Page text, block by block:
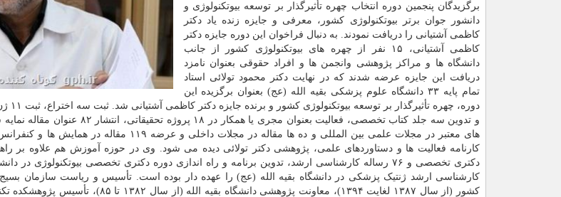
برگزیدگان پنجمین دوره انتخاب چهره تأثیرگذار بر توسعه بیوتکنولوژی و
دانشور جوان برتر بیوتکنولوژی کشور، معرفی و جایزه زنده یاد دکتر
کاظمی آشتیانی را دریافت نمودند. به دنبال فراخوان این دوره جایزه دکتر
کاظمی آشتیانی، ۱۵ نفر از چهره های بیوتکنولوژی کشور از جانب
دانشگاه ها و مراکز پژوهشی وانجمن ها و افراد حقوقی بعنوان نامزد
دریافت این جایزه عرضه شدند که در نهایت دکتر محمود تولائی استاد
تمام پایه ۳۳ دانشگاه علوم پزشکی بقیه الله (عج) بعنوان برگزیده این
دوره،
های معتبر در مجلات علمی بین المللی و ده ها مقاله در مجلات داخلی
دکتری تخصصی و ۷۶ رساله کارشناسی ارشد، تدوین برنامه و راه اندازی دوره دکتری تخصصی بیوتکنولوژی
کارشناسی ارشد ژنتیک پزشکی در دانشگاه بقیه الله (عج) را عهده دار بوده است. تأسیس و ریاست سازمان
کشور (از سال ۱۳۸۷ لغایت ۱۳۹۴)، معاونت پژوهشی دانشگاه